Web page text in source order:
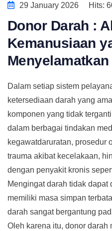
29 January 2026 Hits:
Donor Darah :
Kemanusiaan
Dalam setiap sistem
ketersediaan darah yang
komponen yang tidak
dalam berbagai tindakan
kegawatdaruratan, prosedur
trauma akibat kecelakaan,
dengan penyakit kronis
Mengingat darah tidak
memiliki masa simpan
darah sangat bergantung
Oleh karena itu, donor darah